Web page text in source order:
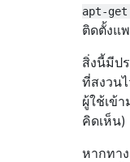
apt-get
ติดตั้งแ
สิ่งนี้มีป
ที่สงวน
ผู้ใช้เข้
คิดเห็น)
หากทา